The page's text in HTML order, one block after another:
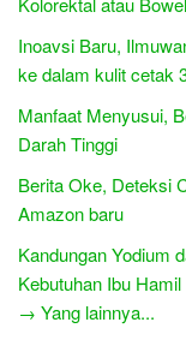
Inoavsi Baru,
ke dalam kulit cetak
Manfaat Menyusui,
Darah Tinggi
Berita Oke, Deteksi
Amazon baru
Kandungan Yodium
Kebutuhan Ibu Hamil
→ Yang lainnya...